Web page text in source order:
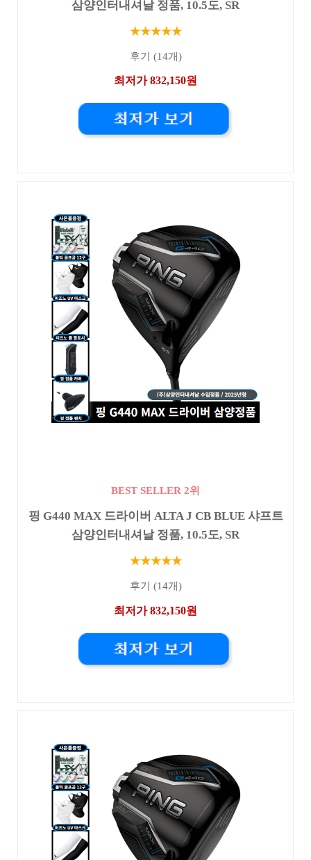
삼양인터내셔날 정품, 10.5도, SR
★★★★★
후기 (14개)
최저가 832,150원
BEST SELLER 2위
핑 G440 MAX 드라이버 ALTA J CB BLUE 샤프트
삼양인터내셔날 정품, 10.5도, SR
★★★★★
후기 (14개)
최저가 832,150원